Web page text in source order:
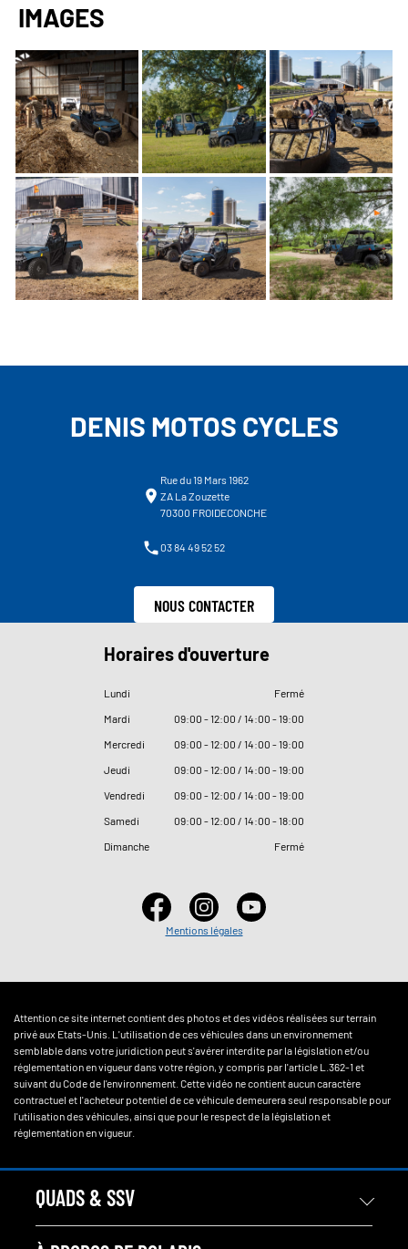
IMAGES
DENIS MOTOS CYCLES
Rue du 19 Mars 1962
ZA La Zouzette
70300 FROIDECONCHE
03 84 49 52 52
NOUS CONTACTER
Horaires d'ouverture
Lundi
Fermé
Mardi
09:00 - 12:00 / 14:00 - 19:00
Mercredi
09:00 - 12:00 / 14:00 - 19:00
Jeudi
09:00 - 12:00 / 14:00 - 19:00
Vendredi
09:00 - 12:00 / 14:00 - 19:00
Samedi
09:00 - 12:00 / 14:00 - 18:00
Dimanche
Fermé
Mentions légales
Attention ce site internet contient des photos et des vidéos réalisées sur terrain
privé aux Etats-Unis. L'utilisation de ces véhicules dans un environnement
semblable dans votre juridiction peut s'avérer interdite par la législation et/ou
réglementation en vigueur dans votre région, y compris par l'article L.362-1 et
suivant du Code de l'environnement. Cette vidéo ne contient aucun caractère
contractuel et l'acheteur potentiel de ce véhicule demeurera seul responsable pour
l'utilisation des véhicules, ainsi que pour le respect de la législation et
réglementation en vigueur.
QUADS & SSV